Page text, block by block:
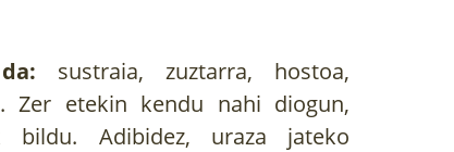
sustraia, zuztarra, hostoa,
Zer etekin kendu nahi diogun,
bildu. Adibidez, uraza jateko